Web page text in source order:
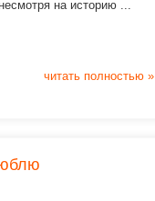
на историю ...
читать полностью »